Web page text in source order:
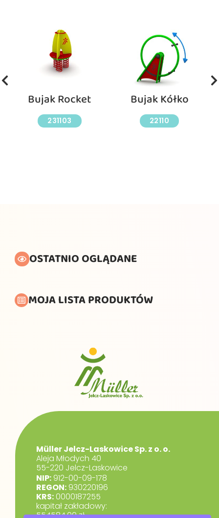
Bujak Rocket
231103
Bujak Kółko
22110
OSTATNIO OGLĄDANE
MOJA LISTA PRODUKTÓW
Müller Jelcz-Laskowice Sp. z o. o.
Aleja Młodych 40
55-220 Jelcz-Laskowice
NIP: 912-00-09-178
REGON: 930220196
KRS:0000187255
kapitał zakładowy:
554584,00 zł.